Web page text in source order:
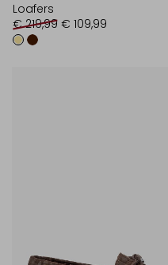
Loafers
€ 219,99 € 109,99